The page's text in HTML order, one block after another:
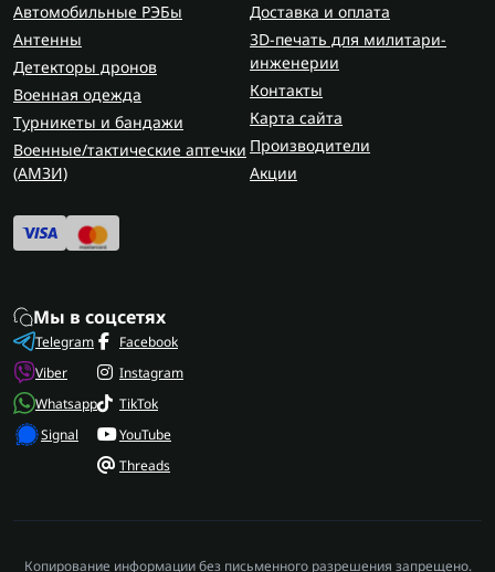
Автомобильные РЭБы
Антенны
Детекторы дронов
Военная одежда
Турникеты и бандажи
Военные/тактические аптечки
(AMЗИ)
Доставка и оплата
3D-печать для милитари-
инженерии
Контакты
Карта сайта
Производители
Акции
Мы в соцсетях
Telegram
Viber
Whatsapp
Signal
Facebook
Instagram
TikTok
YouTube
Threads
Копирование информации без письменного разрешения запрещено.